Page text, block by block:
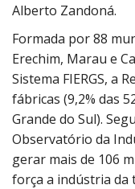
Alberto Zandoná.
Formada por 88
Erechim, Marau e
Sistema FIERGS, a
fábricas (9,2% das
Grande do Sul).
Observatório da
gerar mais de 106
força a indústria da